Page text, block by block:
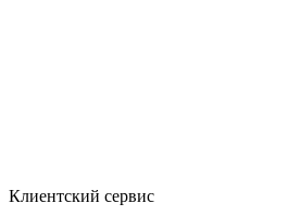
Клиентский сервис